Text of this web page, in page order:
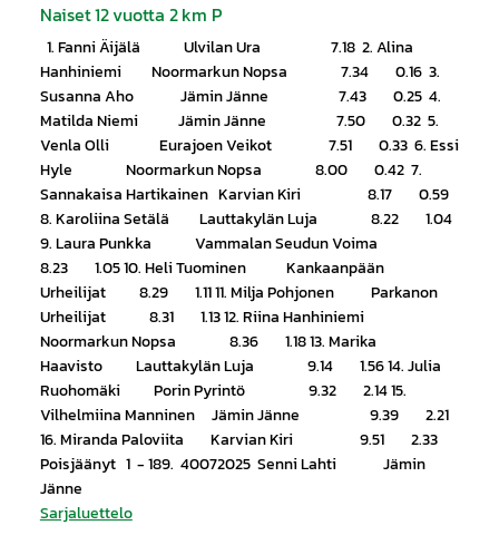
Naiset 12 vuotta 2 km P
1. Fanni Äijälä Ulvilan Ura 7.18 2. Alina
Hanhiniemi Noormarkun Nopsa 7.34 0.16 3.
Susanna Aho Jämin Jänne 7.43 0.25 4.
Matilda Niemi Jämin Jänne 7.50 0.32 5.
Venla Olli Eurajoen Veikot 7.51 0.33 6. Essi
Hyle Noormarkun Nopsa 8.00 0.42 7.
Sannakaisa Hartikainen Karvian Kiri 8.17 0.59
8. Karoliina Setälä Lauttakylän Luja 8.22 1.04
9. Laura Punkka Vammalan Seudun Voima
8.23 1.05 10. Heli Tuominen Kankaanpään
Urheilijat 8.29 1.11 11. Milja Pohjonen Parkanon
Urheilijat 8.31 1.13 12. Riina Hanhiniemi
Noormarkun Nopsa 8.36 1.18 13. Marika
Haavisto Lauttakylän Luja 9.14 1.56 14. Julia
Ruohomäki Porin Pyrintö 9.32 2.14 15.
Vilhelmiina Manninen Jämin Jänne 9.39 2.21
16. Miranda Paloviita Karvian Kiri 9.51 2.33
Poisjäänyt 1 - 189. 40072025 Senni Lahti Jämin
Jänne
Sarjaluettelo